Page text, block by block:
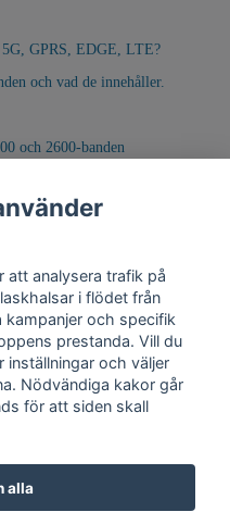
GPRS, EDGE, LTE?
och vad de innehåller.
och 2600-banden
Köpinfo Om oss English
Digitaltvexperten.se
att analysera trafik på
i flödet från
och specifik
prestanda. Vill du
inställningar och väljer
Nödvändiga kakor går
för att siden skall
alla